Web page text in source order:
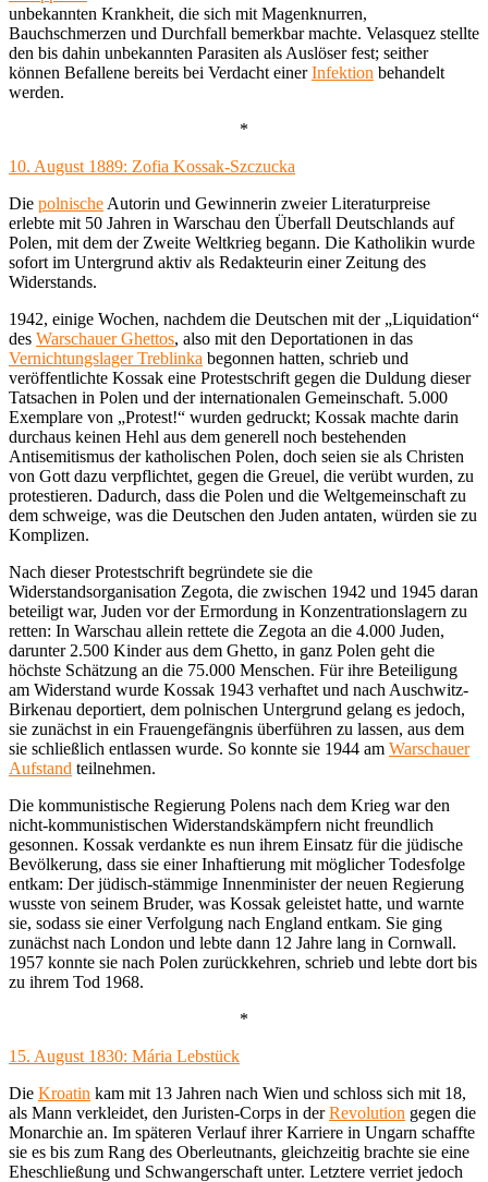
unbekannten Krankheit, die sich mit Magenknurren,
Bauchschmerzen und Durchfall bemerkbar machte. Velasquez stellte
den bis dahin unbekannten Parasiten als Auslöser fest; seither
können Befallene bereits bei Verdacht einerInfektion behandelt
werden.
*
10. August 1889: Zofia Kossak-Szczucka
Die polnische Autorin und Gewinnerin zweier Literaturpreise
erlebte mit 50 Jahren in Warschau den Überfall Deutschlands auf
Polen, mit dem der Zweite Weltkrieg begann. Die Katholikin wurde
sofort im Untergrund aktiv als Redakteurin einer Zeitung des
Widerstands.
1942, einige Wochen, nachdem die Deutschen mit der „Liquidation“
des Warschauer Ghettos, also mit den Deportationen in das
Vernichtungslager Treblinka begonnen hatten, schrieb und
veröffentlichte Kossak eine Protestschrift gegen die Duldung dieser
Tatsachen in Polen und der internationalen Gemeinschaft. 5.000
Exemplare von „Protest!“ wurden gedruckt; Kossak machte darin
durchaus keinen Hehl aus dem generell noch bestehenden
Antisemitismus der katholischen Polen, doch seien sie als Christen
von Gott dazu verpflichtet, gegen die Greuel, die verübt wurden, zu
protestieren. Dadurch, dass die Polen und die Weltgemeinschaft zu
dem schweige, was die Deutschen den Juden antaten, würden sie zu
Komplizen.
Nach dieser Protestschrift begründete sie die
Widerstandsorganisation Zegota, die zwischen 1942 und 1945 daran
beteiligt war, Juden vor der Ermordung in Konzentrationslagern zu
retten: In Warschau allein rettete die Zegota an die 4.000 Juden,
darunter 2.500 Kinder aus dem Ghetto, in ganz Polen geht die
höchste Schätzung an die 75.000 Menschen. Für ihre Beteiligung
am Widerstand wurde Kossak 1943 verhaftet und nach Auschwitz-
Birkenau deportiert, dem polnischen Untergrund gelang es jedoch,
sie zunächst in ein Frauengefängnis überführen zu lassen, aus dem
sie schließlich entlassen wurde. So konnte sie 1944 am Warschauer
Aufstand teilnehmen.
Die kommunistische Regierung Polens nach dem Krieg war den
nicht-kommunistischen Widerstandskämpfern nicht freundlich
gesonnen. Kossak verdankte es nun ihrem Einsatz für die jüdische
Bevölkerung, dass sie einer Inhaftierung mit möglicher Todesfolge
entkam: Der jüdisch-stämmige Innenminister der neuen Regierung
wusste von seinem Bruder, was Kossak geleistet hatte, und warnte
sie, sodass sie einer Verfolgung nach England entkam. Sie ging
zunächst nach London und lebte dann 12 Jahre lang in Cornwall.
1957 konnte sie nach Polen zurückkehren, schrieb und lebte dort bis
zu ihrem Tod 1968.
*
15. August 1830: Mária Lebstück
Die Kroatin kam mit 13 Jahren nach Wien und schloss sich mit 18,
als Mann verkleidet, den Juristen-Corps in derRevolution gegen die
Monarchie an. Im späteren Verlauf ihrer Karriere in Ungarn schaffte
sie es bis zum Rang des Oberleutnants, gleichzeitig brachte sie eine
Eheschließung und Schwangerschaft unter. Letztere verriet jedoch